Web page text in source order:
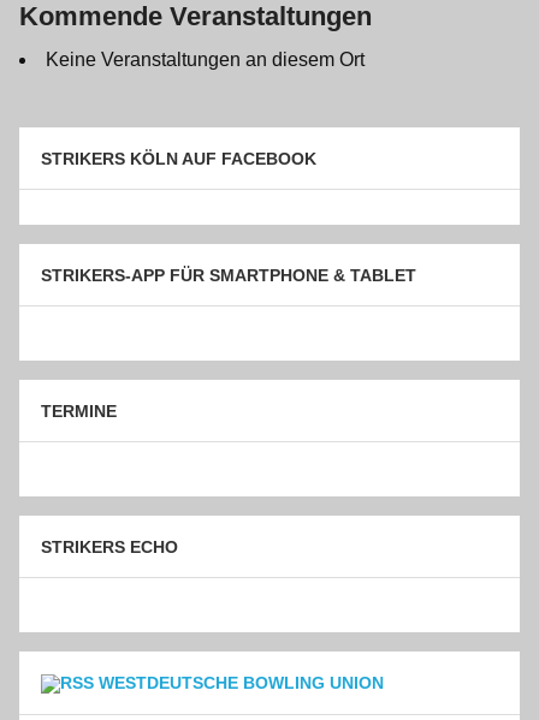
Kommende Veranstaltungen
Keine Veranstaltungen an diesem Ort
STRIKERS KÖLN AUF FACEBOOK
STRIKERS-APP FÜR SMARTPHONE & TABLET
TERMINE
STRIKERS ECHO
WESTDEUTSCHE BOWLING UNION